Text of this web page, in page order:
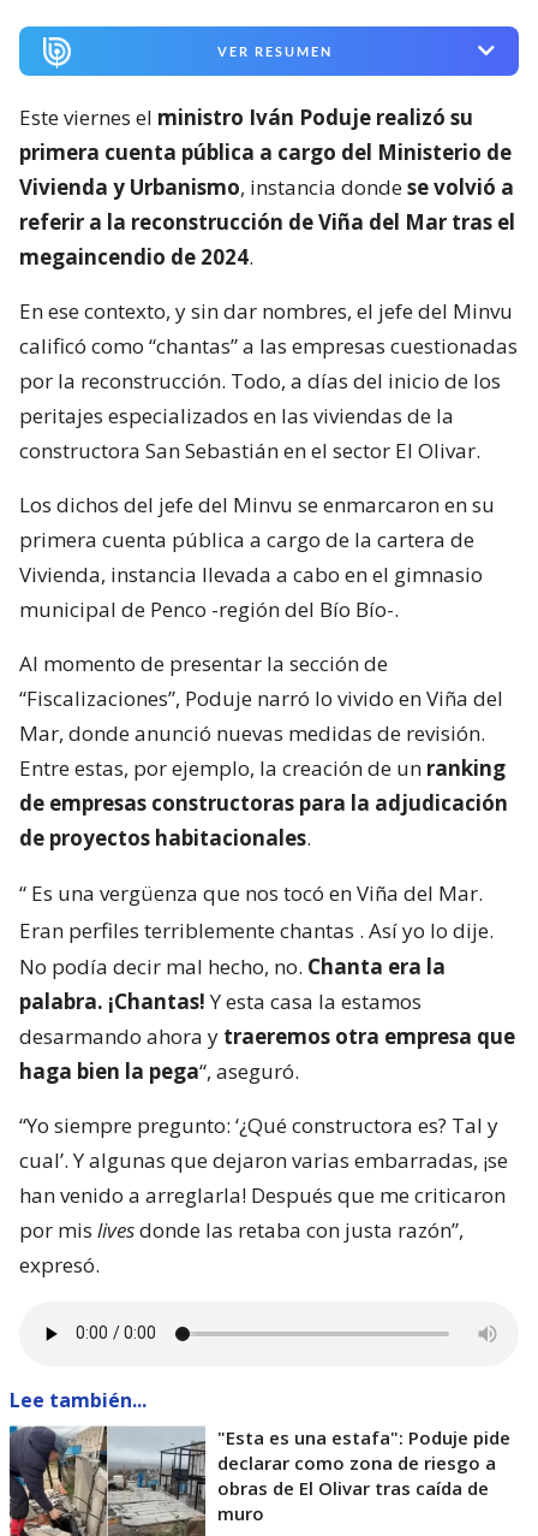
VER RESUMEN
Este viernes el ministro Iván Poduje realizó su
primera cuenta pública a cargo del Ministerio de
Vivienda y Urbanismo, instancia dondese volvió a
referir a la reconstrucción de Viña del Mar tras el
megaincendio de 2024.
En ese contexto, y sin dar nombres, el jefe del Minvu
calificó como “chantas” a las empresas cuestionadas
por la reconstrucción. Todo, a días del inicio de los
peritajes especializados en las viviendas de la
constructora San Sebastián en el sector El Olivar.
Los dichos del jefe del Minvu se enmarcaron en su
primera cuenta pública a cargo de la cartera de
Vivienda, instancia llevada a cabo en el gimnasio
municipal de Penco -región del Bío Bío-.
Al momento de presentar la sección de
“Fiscalizaciones”, Poduje narró lo vivido en Viña del
Mar, donde anunció nuevas medidas de revisión.
Entre estas, por ejemplo, la creación de un ranking
de empresas constructoras para la adjudicación
de proyectos habitacionales.
“ Es una vergüenza que nos tocó en Viña del Mar.
Eran perfiles terriblemente chantas . Así yo lo dije.
No podía decir mal hecho, no. Chanta era la
palabra. ¡Chantas!Y esta casa la estamos
desarmando ahora y traeremos otra empresa que
haga bien la pega“, aseguró.
“Yo siempre pregunto: ‘¿Qué constructora es? Tal y
cual’. Y algunas que dejaron varias embarradas, ¡se
han venido a arreglarla! Después que me criticaron
por mis livesdonde las retaba con justa razón”,
expresó.
Lee también...
"Esta es una estafa": Poduje pide
declarar como zona de riesgo a
obras de El Olivar tras caída de
muro